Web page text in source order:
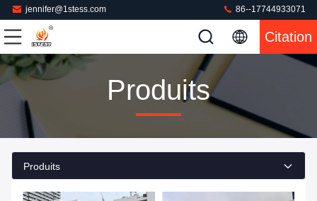
jennifer@1stess.com 86--17744933071
Citation
Produits
Produits